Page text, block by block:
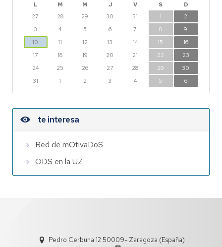
L M M J V S
D
27
28 29 30 31 1
2
3
4 5 6 7 8
9
10
11 12 13 14 15
16
17
18 19 20 21 22
23
24
25 26 27 28 29
30
31
1 2 3 4 5 6
te interesa
Red de mOtivaDoS
ODS en la UZ
Pedro Cerbuna 12 50009- Zaragoza (España)